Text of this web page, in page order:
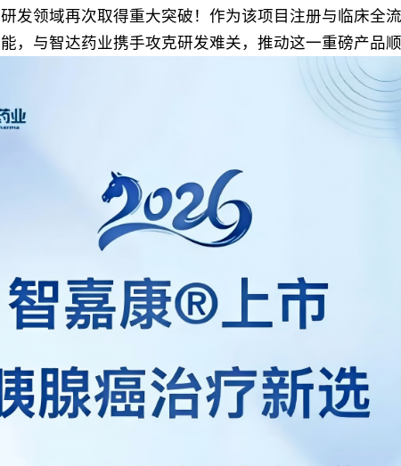
发领域再次取得重大突破！作为该项目注册与临床全
，与智达药业携手攻克研发难关，推动这一重磅产品顺